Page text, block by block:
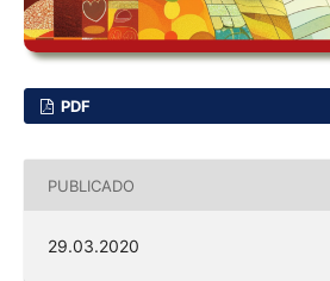
PDF
PUBLICADO
29.03.2020